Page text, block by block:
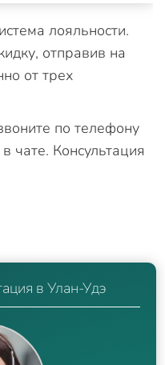
лояльности.
отправив на
от трех
по телефону
чате. Консультация
в Улан-Удэ